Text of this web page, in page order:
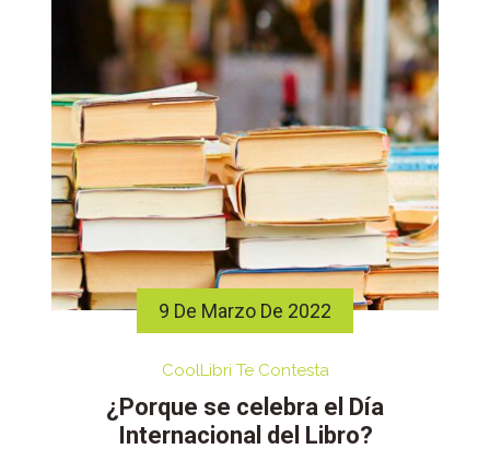
9 De Marzo De 2022
CoolLibri Te Contesta
¿Porque se celebra el Día
Internacional del Libro?